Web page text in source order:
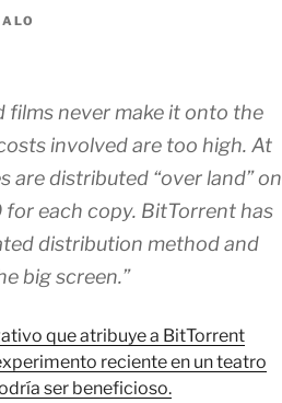
films never make it onto the
involved are too high. At
are distributed “over land” on
each copy. BitTorrent has
distribution method and
big screen.”
que atribuye a BitTorrent
reciente en un teatro
ser beneficioso.